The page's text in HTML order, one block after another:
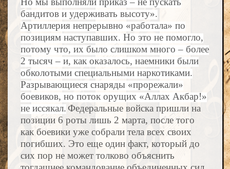
бандитов и удерживать высоту».
Артиллерия непрерывно «работала» по
позициям наступавших. Но это не помогло,
потому что, их было слишком много – более
2 тысяч – и, как оказалось, наемники были
обколотыми специальными наркотиками.
Разрывающиеся снаряды «прорежали»
боевиков, но поток орущих «Аллах Акбар!»
не иссякал.Федеральные войска пришли на
позиции 6 роты лишь 2 марта, после того
как боевики уже собрали тела всех своих
погибших. Это еще один факт, который до
сих пор не может толково объяснить